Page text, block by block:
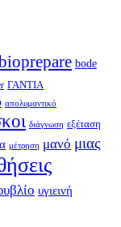
bode
ΓΑΝΤΙΑ
απολυμαντικό
διάγνωση εξέταση
μέτρηση μανό μιας
υγιεινή